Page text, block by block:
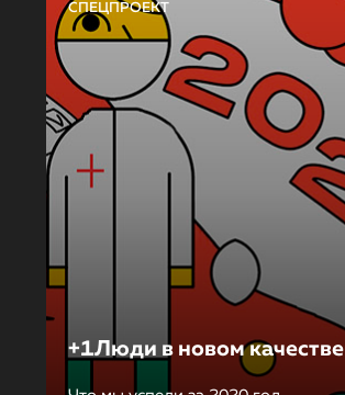
СПЕЦПРОЕКТ
+1Люди в новом качестве